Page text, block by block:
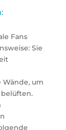
Fans
Sie
um
belüften.